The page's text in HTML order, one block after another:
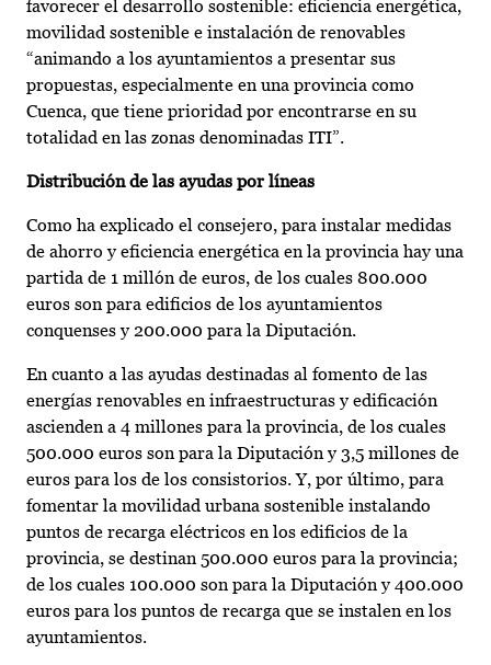
favorecer el desarrollo sostenible: eficiencia energética,
movilidad sostenible e instalación de renovables
“animando a los ayuntamientos a presentar sus
propuestas, especialmente en una provincia como
Cuenca, que tiene prioridad por encontrarse en su
totalidad en las zonas denominadas ITI”.
Distribución de las ayudas por líneas
Como ha explicado el consejero, para instalar medidas
de ahorro y eficiencia energética en la provincia hay una
partida de 1 millón de euros, de los cuales 800.000
euros son para edificios de los ayuntamientos
conquenses y 200.000 para la Diputación.
En cuanto a las ayudas destinadas al fomento de las
energías renovables en infraestructuras y edificación
ascienden a 4 millones para la provincia, de los cuales
500.000 euros son para la Diputación y 3,5 millones de
euros para los de los consistorios. Y, por último, para
fomentar la movilidad urbana sostenible instalando
puntos de recarga eléctricos en los edificios de la
provincia, se destinan 500.000 euros para la provincia;
de los cuales 100.000 son para la Diputación y 400.000
euros para los puntos de recarga que se instalen en los
ayuntamientos.